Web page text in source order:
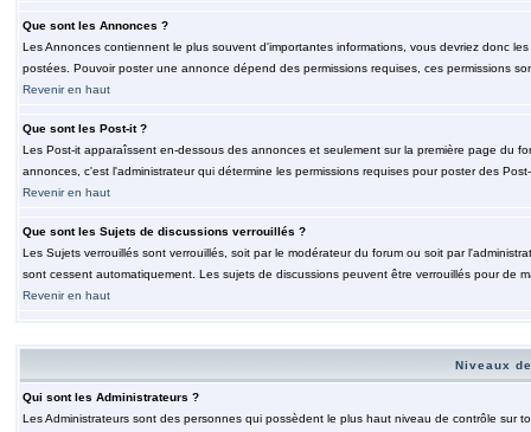
Que sont les Annonces ?
Les Annonces contiennent le plus souvent d'importantes informations, vous devriez donc
postées. Pouvoir poster une annonce dépend des permissions requises, ces permissions
Revenir en haut
Que sont les Post-it ?
Les Post-it apparaîssent en-dessous des annonces et seulement sur la première page du
annonces, c'est l'administrateur qui détermine les permissions requises pour poster des
Revenir en haut
Que sont les Sujets de discussions verrouillés ?
Les Sujets verrouillés sont verrouillés, soit par le modérateur du forum ou soit par
sont cessent automatiquement. Les sujets de discussions peuvent être verrouillés pour de
Revenir en haut
Niveaux
Qui sont les Administrateurs ?
Les Administrateurs sont des personnes qui possèdent le plus haut niveau de contrôle sur